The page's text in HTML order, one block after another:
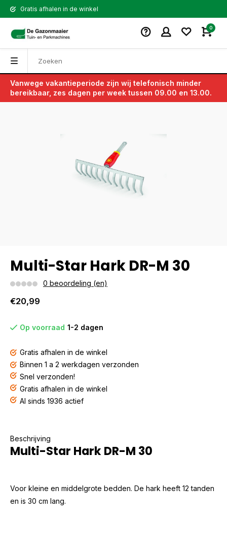
Gratis afhalen in de winkel
0
Vanwege vakantieperiode zijn wij telefonisch minder
bereikbaar, zes dagen per week tussen 09.00 en 13.00.
Terug
Multi-Star Hark DR-M 30
0 beoordeling (en)
€20,99
Op voorraad 1-2 dagen
Gratis afhalen in de winkel
Binnen 1 a 2 werkdagen verzonden
Snel verzonden!
Gratis afhalen in de winkel
Al sinds 1936 actief
Beschrijving
Multi-Star Hark DR-M 30
Voor kleine en middelgrote bedden. De hark heeft 12 tanden
en is 30 cm lang.